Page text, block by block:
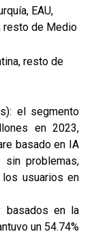
EAU,
resto de Medio
resto de
el segmento
en 2023,
basado en IA
problemas,
usuarios en
basados en la
un 54.74%